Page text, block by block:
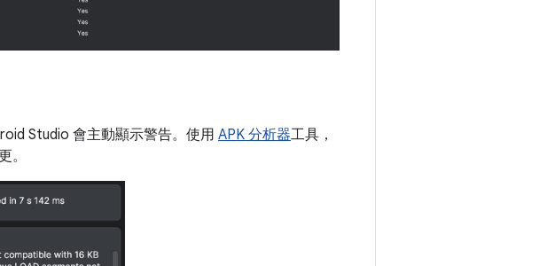
Studio 會主動顯示警告。使用 APK 分析器工具，
。